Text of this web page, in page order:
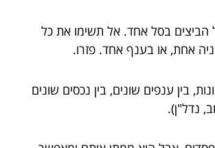
הביצים בסל אחד. אל תשימו את כל
אחת, או בענף אחד. פזרו.
בין ענפים שונים, בין נכסים שונים
נדל"ן).